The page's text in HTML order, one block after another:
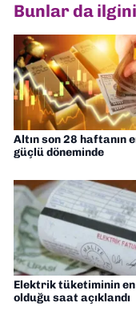
Bunlar da
Altın son 28 haftanın
güçlü döneminde
Elektrik tüketiminin
olduğu saat açıklandı